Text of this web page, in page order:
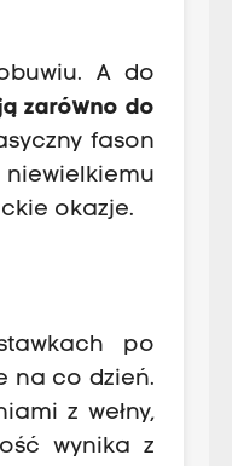
A do
zarówno do
fason
okazje.
po
na co dzień.
z wełny,
wynika z